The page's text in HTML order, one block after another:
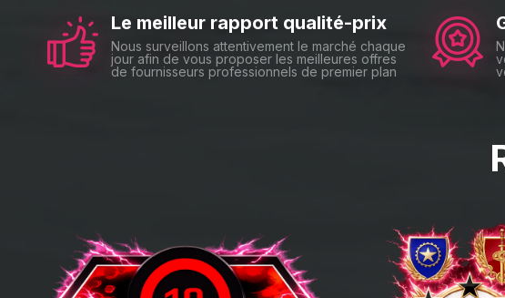
Que vous souhaitiez monter rapidement ou
Tout est entièrement personnalisable — vous
Le paiement est rapide, simple et entièrement
Le meilleur rapport qualité-prix
Nous surveillons attentivement le marché chaque
jour afin de vous proposer les meilleures offres
de fournisseurs professionnels de premier plan